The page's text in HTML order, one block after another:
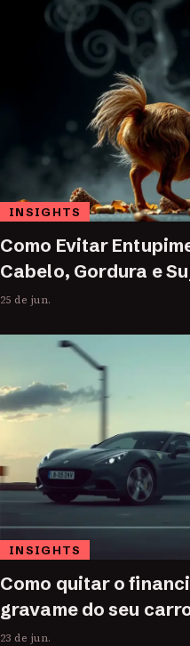
INSIGHTS
Como Evitar
Cabelo, Gordura e
25 de jun.
INSIGHTS
Como quitar o
gravame do seu
23 de jun.